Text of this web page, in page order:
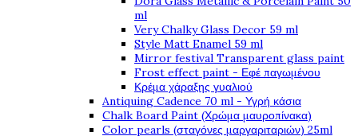
ml
Very Chalky Glass Decor 59 ml
Style Matt Enamel 59 ml
Mirror festival Transparent glass paint
Frost effect paint - Εφέ παγωμένου
Κρέμα χάραξης γυαλιού
Antiquing Cadence 70 ml - Υγρή κάσια
Chalk Board Paint (Χρώμα μαυροπίνακα)
Color pearls (σταγόνες μαργαριταριών) 25ml